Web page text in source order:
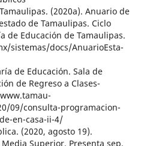
(2020a). Anuario de
de Tamaulipas. Ciclo
de Educación de Tamaulipas.
sistemas/docs/AnuarioEsta-
de Educación. Sala de
de Regreso a Clases-
09/consulta-programacion-
en-casa-ii-4/
(2020, agosto 19).
Superior. Presenta sep.